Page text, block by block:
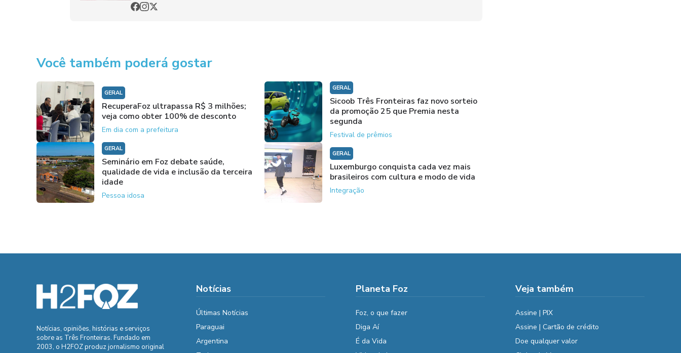
Você também poderá gostar
GERAL
RecuperaFoz ultrapassa R$ 3 milhões;
veja como obter 100% de desconto
Em dia com a prefeitura
GERAL
Sicoob Três Fronteiras faz novo sorteio
da promoção 25 que Premia nesta
segunda
Festival de prêmios
GERAL
Seminário em Foz debate saúde,
qualidade de vida e inclusão da terceira
idade
Pessoa idosa
GERAL
Luxemburgo conquista cada vez mais
brasileiros com cultura e modo de vida
Integração
Notícias, opiniões, histórias e serviços
sobre as Três Fronteiras. Fundado em
2003, o H2FOZ produz jornalismo original
Notícias
Últimas Notícias
Paraguai
Argentina
Planeta Foz
Foz, o que fazer
Diga Aí
É da Vida
Veja também
Assine | PIX
Assine | Cartão de crédito
Doe qualquer valor